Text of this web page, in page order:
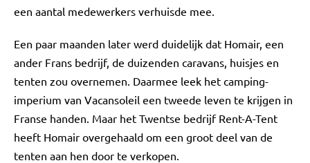
een aantal medewerkers verhuisde mee.
Een paar maanden later werd duidelijk dat Homair, een
ander Frans bedrijf, de duizenden caravans, huisjes en
tenten zou overnemen. Daarmee leek het camping-
imperium van Vacansoleil een tweede leven te krijgen in
Franse handen. Maar het Twentse bedrijf Rent-A-Tent
heeft Homair overgehaald om een groot deel van de
tenten aan hen door te verkopen.